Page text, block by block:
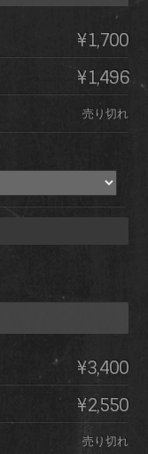
¥1,700
¥1,496
売り切れ
¥3,400
¥2,550
売り切れ